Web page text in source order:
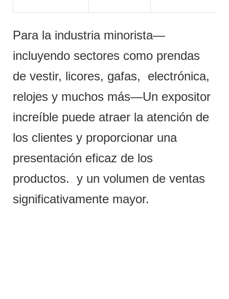
Para la industria minorista—
incluyendo sectores como prendas
de vestir, licores, gafas, electrónica,
relojes y muchos más—Un expositor
increíble puede atraer la atención de
los clientes y proporcionar una
presentación eficaz de los
productos. y un volumen de ventas
significativamente mayor.